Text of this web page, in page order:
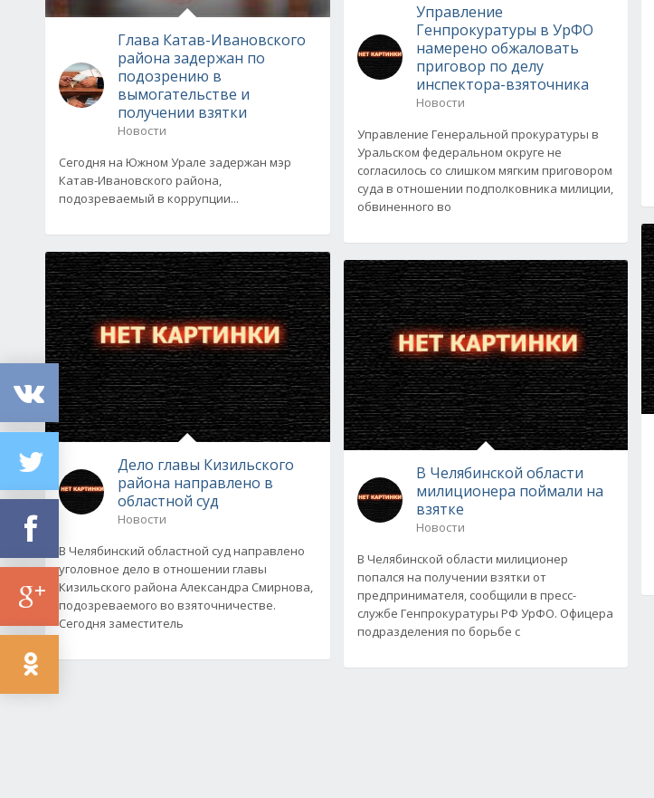
Глава Катав-Ивановского
района задержан по
подозрению в
вымогательстве и
получении взятки
Новости
Сегодня на Южном Урале задержан мэр
Катав-Ивановского района,
подозреваемый в коррупции...
Дело главы Кизильского
района направлено в
областной суд
Новости
В Челябинский областной суд направлено
уголовное дело в отношении главы
Кизильского района Александра Смирнова,
подозреваемого во взяточничестве.
Сегодня заместитель
Управление
Генпрокуратуры в УрФО
намерено обжаловать
приговор по делу
инспектора-взяточника
Новости
Управление Генеральной прокуратуры в
Уральском федеральном округе не
согласилось со слишком мягким приговором
суда в отношении подполковника милиции,
обвиненного во
В Челябинской области
милиционера поймали на
взятке
Новости
В Челябинской области милиционер
попался на получении взятки от
предпринимателя, сообщили в пресс-
службе Генпрокуратуры РФ УрФО. Офицера
подразделения по борьбе с